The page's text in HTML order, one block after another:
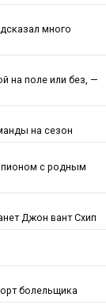
много
на поле или без, —
на сезон
с родным
Джон вант Схип
болельщика